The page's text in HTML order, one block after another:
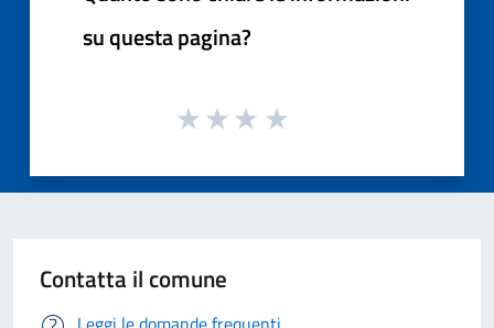
su questa pagina?
Contatta il comune